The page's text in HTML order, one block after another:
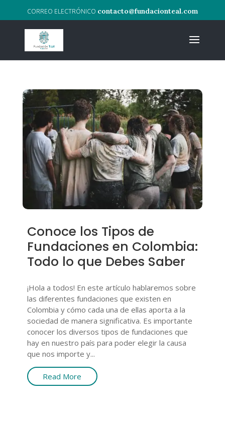
contacto@fundacionteal.com
Conoce los Tipos de
Fundaciones en Colombia:
Todo lo que Debes Saber
¡Hola a todos! En este artículo hablaremos sobre
las diferentes fundaciones que existen en
Colombia y cómo cada una de ellas aporta a la
sociedad de manera significativa. Es importante
conocer los diversos tipos de fundaciones que
hay en nuestro país para poder elegir la causa
que nos importe y...
Read More